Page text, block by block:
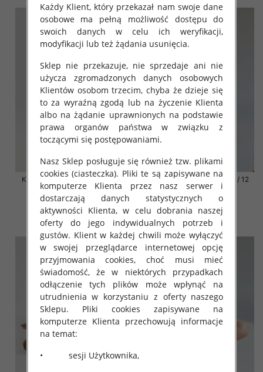
Klapki damskie Roz 36-42 / 12
par
41.00 zł
szczegóły
Klapki damskie Roz 36-42 / 12
par
41.00 zł
szczegóły
Każdy Klient, który przekazał nam swoje dane
osobowe ma pełną możliwość dostępu do
swoich danych w celu ich weryfikacji,
modyfikacji lub też żądania usunięcia.
Sklep nie przekazuje, nie sprzedaje ani nie
użycza zgromadzonych danych osobowych
Klientów osobom trzecim, chyba że dzieje się
to za wyraźną zgodą lub na życzenie Klienta
albo na żądanie uprawnionych na podstawie
prawa organów państwa w związku z
toczącymi się postępowaniami.
Nasz Sklep posługuje się również tzw. plikami
cookies (ciasteczka). Pliki te są zapisywane na
komputerze Klienta przez nasz serwer i
dostarczają danych statystycznych o
aktywności Klienta, w celu dobrania naszej
oferty do jego indywidualnych potrzeb i
gustów. Klient w każdej chwili może wyłączyć
w swojej przeglądarce internetowej opcję
przyjmowania cookies, choć musi mieć
świadomość, że w niektórych przypadkach
odłączenie tych plików może wpłynąć na
utrudnienia w korzystaniu z oferty naszego
Sklepu. Pliki cookies zapisywane na
komputerze Klienta przechowują informacje
na temat:
• sesji Użytkownika,